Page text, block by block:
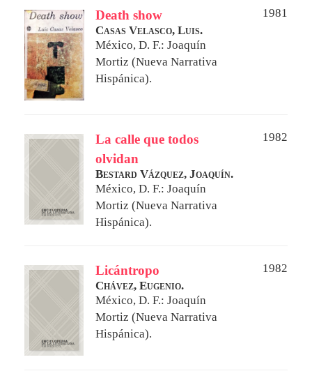
Death show
1981
Casas Velasco, Luis.
México, D. F.: Joaquín
Mortiz (Nueva Narrativa
Hispánica).
La calle que todos
olvidan
1982
Bestard Vázquez, Joaquín.
México, D. F.: Joaquín
Mortiz (Nueva Narrativa
Hispánica).
Licántropo
1982
Chávez, Eugenio.
México, D. F.: Joaquín
Mortiz (Nueva Narrativa
Hispánica).